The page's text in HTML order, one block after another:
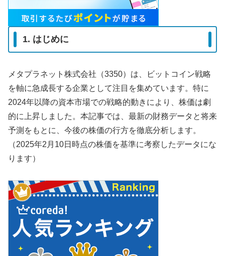
1. はじめに
メタプラネット株式会社（3350）は、ビットコイン戦略
を軸に急成長する企業として注目を集めています。特に
2024年以降の資本市場での戦略的動きにより、株価は劇
的に上昇しました。本記事では、最新の財務データと将来
予測をもとに、今後の株価の行方を徹底分析します。
（2025年2月10日時点の株価を基準に考察したデータにな
ります）